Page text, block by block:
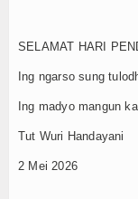
SELAMAT HARI
Ing ngarso sung
Ing madyo mangun
Tut Wuri Handayani
2 Mei 2026